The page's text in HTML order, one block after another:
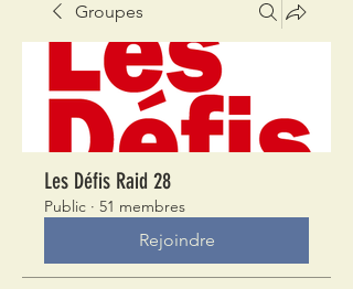
Groupes
Les Défis Raid 28
Public · 51 membres
Rejoindre